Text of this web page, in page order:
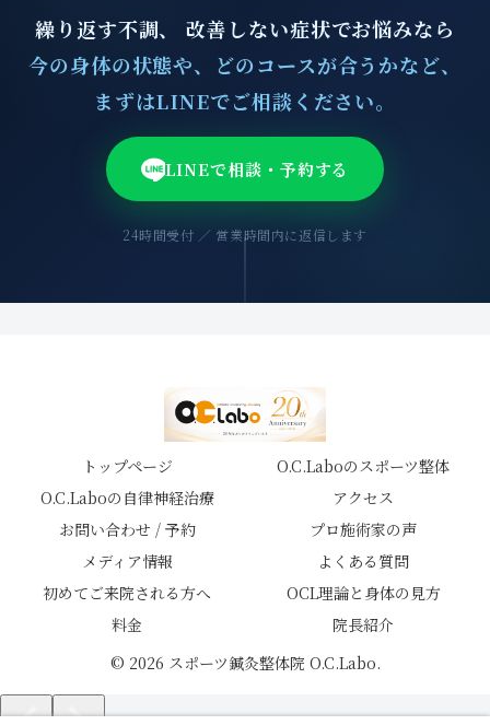
繰り返す不調、 改善しない症状でお悩みなら
今の身体の状態や、どのコースが合うかなど、
まずはLINEでご相談ください。
LINEで相談・予約する
24時間受付 ／ 営業時間内に返信します
トップページ
O.C.Laboのスポーツ整体
O.C.Laboの自律神経治療
アクセス
お問い合わせ / 予約
プロ施術家の声
メディア情報
よくある質問
初めてご来院される方へ
OCL理論と身体の見方
料金
院長紹介
© 2026 スポーツ鍼灸整体院 O.C.Labo.